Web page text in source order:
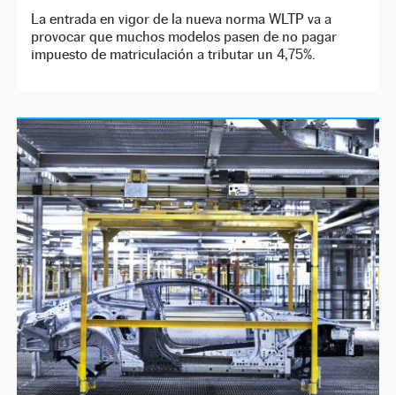
La entrada en vigor de la nueva norma WLTP va a
provocar que muchos modelos pasen de no pagar
impuesto de matriculación a tributar un 4,75%.